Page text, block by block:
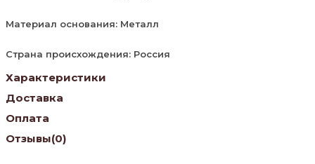
Материал основания: Металл
Страна происхождения: Россия
Характеристики
Доставка
Оплата
Отзывы(0)